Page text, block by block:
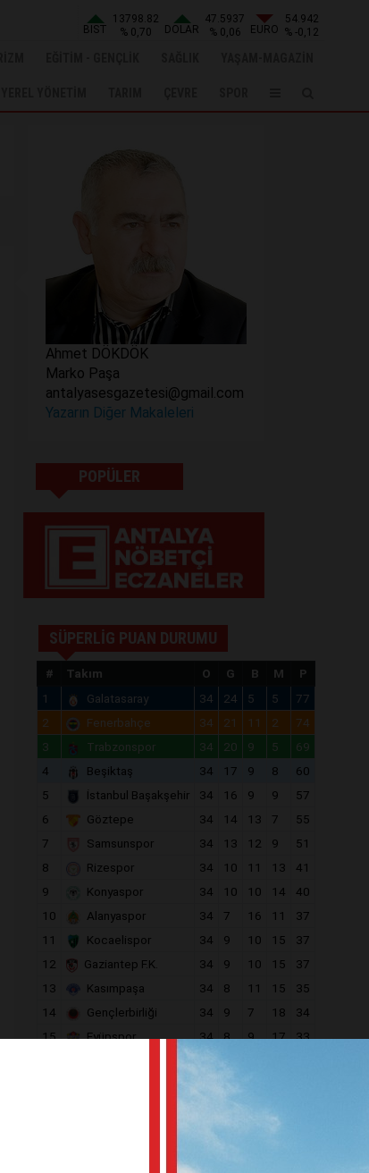
BIST
13798.82
% 0,70
DOLAR
47.5937
% 0,06
EURO
54.942
% -0,12
Ahmet DÖKDÖK
Marko Paşa
antalyasesgazetesi@gmail.com
Yazarın Diğer Makaleleri
POPÜLER
SÜPERLİG PUAN DURUMU
# Takım O G B M
P
1
Galatasaray 34 24 5 5
77
2
Fenerbahçe 34 21 11 2
74
3
Trabzonspor 34 20 9 5
69
4
Beşiktaş 34 17 9 8
60
5
İstanbul Başakşehir 34 16 9 9
57
6
Göztepe 34 14 13 7
55
7
Samsunspor 34 13 12 9
51
8
Rizespor 34 10 11 13
41
9
Konyaspor 34 10 10 14
40
10
Alanyaspor 34 7 16 11
37
11
Kocaelispor 34 9 10 15
37
12
Gaziantep F.K. 34 9 10 15
37
13
Kasımpaşa 34 8 11 15
35
14
Gençlerbirliği 34 9 7 18
34
15
Eyüpspor 34 8 9 17
33
8
8